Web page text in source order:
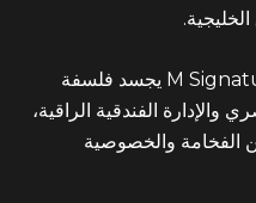
وأضاف عبد الجواد أن مشروع M Signature يجسد فلسفة
والإدارة الفندقية الراقية،
الفخامة والخصوصية